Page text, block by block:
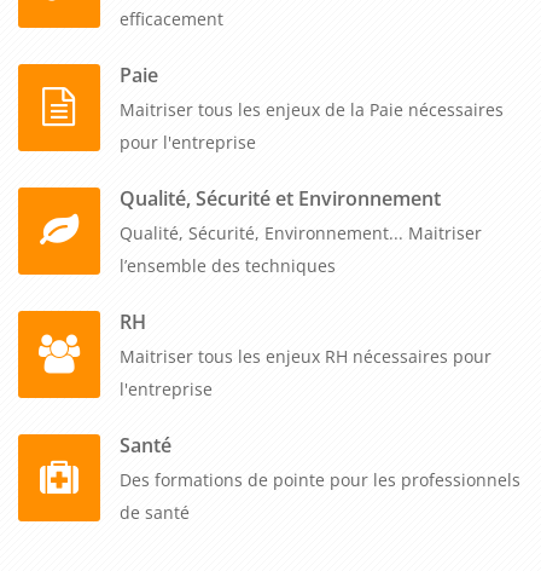
efficacement
Paie
Maitriser tous les enjeux de la Paie nécessaires
pour l'entreprise
Qualité, Sécurité et Environnement
Qualité, Sécurité, Environnement... Maitriser
l’ensemble des techniques
RH
Maitriser tous les enjeux RH nécessaires pour
l'entreprise
Santé
Des formations de pointe pour les professionnels
de santé